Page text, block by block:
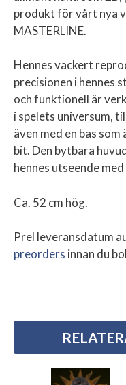
produkt för vårt nya
MASTERLINE.
Hennes vackert
precisionen i hennes
och funktionell är
i spelets universum,
även med en bas
bit. Den bytbara
hennes utseende
Ca. 52 cm hög.
Prel leveransdatum
preorders innan du